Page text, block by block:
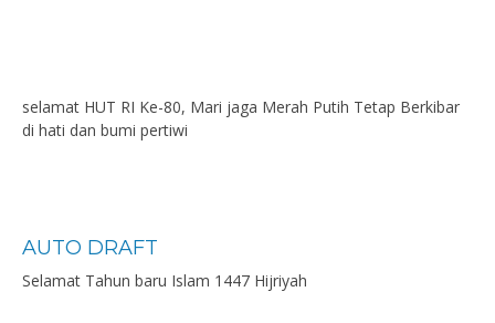
selamat HUT RI Ke-80, Mari jaga Merah Putih Tetap Berkibar
di hati dan bumi pertiwi
AUTO DRAFT
Selamat Tahun baru Islam 1447 Hijriyah